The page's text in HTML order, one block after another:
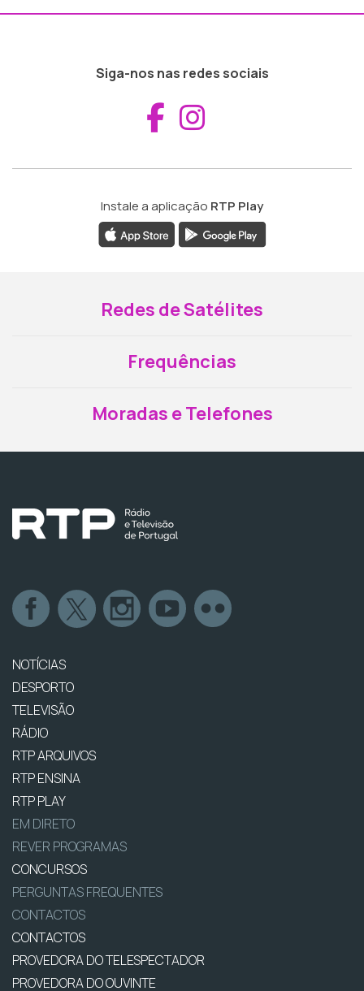
Siga-nos nas redes sociais
Aceder ao
Instale a aplicação RTP Play
Redes de Satélites
Frequências
Moradas e Telefones
NOTÍCIAS
DESPORTO
TELEVISÃO
RÁDIO
RTP ARQUIVOS
RTP ENSINA
RTP PLAY
EM DIRETO
REVER PROGRAMAS
CONCURSOS
PERGUNTAS FREQUENTES
CONTACTOS
CONTACTOS
PROVEDORA DO TELESPECTADOR
PROVEDORA DO OUVINTE